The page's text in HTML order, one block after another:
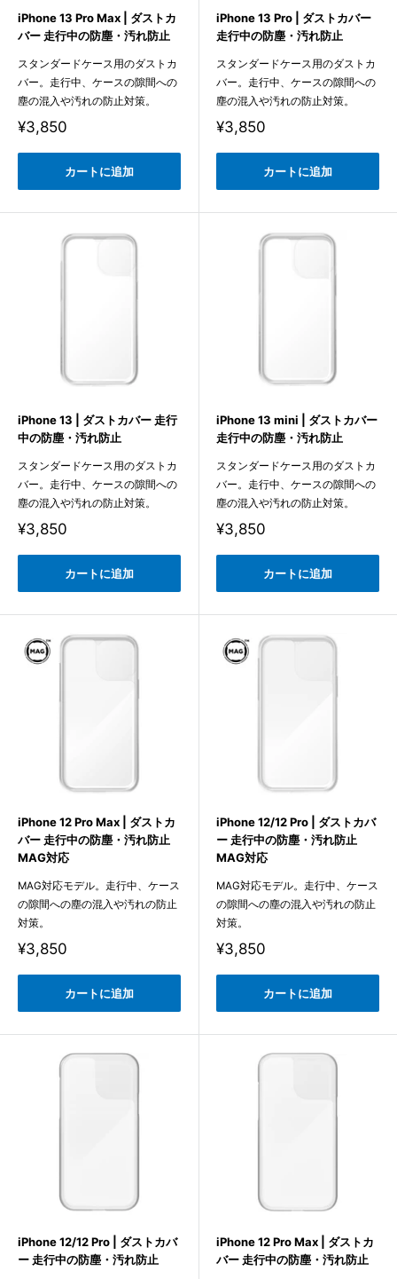
iPhone 13 Pro Max | ダストカ
バー 走行中の防塵・汚れ防止
スタンダードケース用のダストカ
バー。走行中、ケースの隙間への
塵の混入や汚れの防止対策。
販
価
¥3,850
カートに追加
iPhone 13 Pro | ダストカバー
走行中の防塵・汚れ防止
スタンダードケース用のダストカ
バー。走行中、ケースの隙間への
塵の混入や汚れの防止対策。
販
価
¥3,850
カートに追加
iPhone 13 | ダストカバー 走行
中の防塵・汚れ防止
スタンダードケース用のダストカ
バー。走行中、ケースの隙間への
塵の混入や汚れの防止対策。
販
価
¥3,850
カートに追加
iPhone 13 mini | ダストカバー
走行中の防塵・汚れ防止
スタンダードケース用のダストカ
バー。走行中、ケースの隙間への
塵の混入や汚れの防止対策。
販
価
¥3,850
カートに追加
iPhone 12 Pro Max | ダストカ
バー 走行中の防塵・汚れ防止
MAG対応
MAG対応モデル。走行中、ケース
の隙間への塵の混入や汚れの防止
対策。
販
価
¥3,850
カートに追加
iPhone 12/12 Pro | ダストカバ
ー 走行中の防塵・汚れ防止
MAG対応
MAG対応モデル。走行中、ケース
の隙間への塵の混入や汚れの防止
対策。
販
価
¥3,850
カートに追加
iPhone 12/12 Pro | ダストカバ
ー 走行中の防塵・汚れ防止
iPhone 12 Pro Max | ダストカ
バー 走行中の防塵・汚れ防止